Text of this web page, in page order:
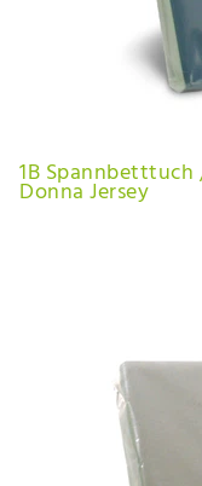
1B
Donna Jersey